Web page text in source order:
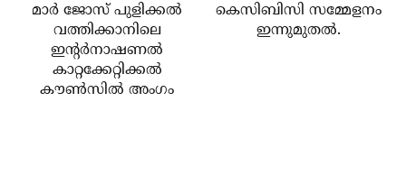
മാര്‍ ജോസ് പുളിക്കല്‍
വത്തിക്കാനിലെ
ഇന്റര്‍നാഷണല്‍
കാറ്റക്കേറ്റിക്കല്‍
കൗണ്‍സില്‍ അംഗം
കെസിബിസി സമ്മേളനം
ഇന്നുമുതല്‍.